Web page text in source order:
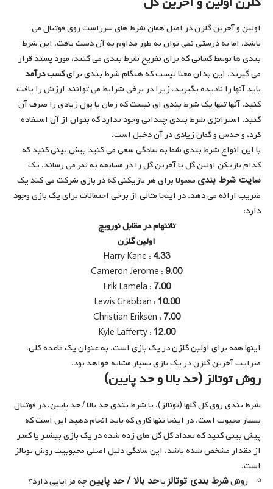
اولین و آخرین گلزن در اصل همان شرط های سرراست روی فوتبال می
باشد، اما به درستی نمی توان به طور مداوم به آن دست یافت. این شرط
بندی ها توسط کسانی که برای تفریح شرط بندی می کنند، مورد پسند قرار
می گیرند. این بدان معنا نیست که هنگام شرط بندی برایکسب درآمد
باید آنها را نادیده بگیرید، زیرا در برخی شرایط می توانند ارزش را یافت
کنید. آنها تنها یک شرط بندی ای نیست که زمان یا پول زیادی را صرف آن
کنید. استراتژی شرط بندی چندانی وجود ندارد که بتوان از آن استفاده
کرد، و حدس و گمان زیادی در آن دخیل است.
با این انواع شرط بندی شما به سادگی سعی می کنید پیش بینی کنید که
کدام بازیکن اولین گل یا آخرین گل را در مسابقه به ثمر می رساند. یک
سایت شرط بندی معمولا برای هر بازیکنی که در بازی شرکت می کند یک
ضریب ارائه می دهد. در اینجا مثالی از برخی احتمالات برای یک بازی وجود
دارد:
تاتنهام در مقابل نورویچ
اولین گلزن
Harry Kane : 4.33
Cameron Jerome :9.00
Erik Lamela : 7.00
Lewis Grabban : 10.00
Christian Eriksen : 7.00
Kyle Lafferty : 12.00
اینها همه برای اولین گلزن در یک بازی است. به عنوان یک قاعده کلی،
ضرایب آخرین گلزن در یک بازی بسیار مشابه خواهد بود.
روش توتالز (حد بالا و حد پایین)
شرط بندی روی کل گلها (توتالز)، یا شرط بندی حد بالا / حد پایین، در فوتبال
بسیار محبوب است. در اینجا تنها کاری که باید انجام دهید این است که
پیش بینی کنید که تعداد کل گل های زده شده در یک بازی بیشتر یا کمتر
از مقدار مشخص شده باشد. این سادگی دلیل اصلی محبوبیت روش توتالز
است.
روششرط بندی توتالز یاحد بالا / حد پایینچه مزایایی دارد؟